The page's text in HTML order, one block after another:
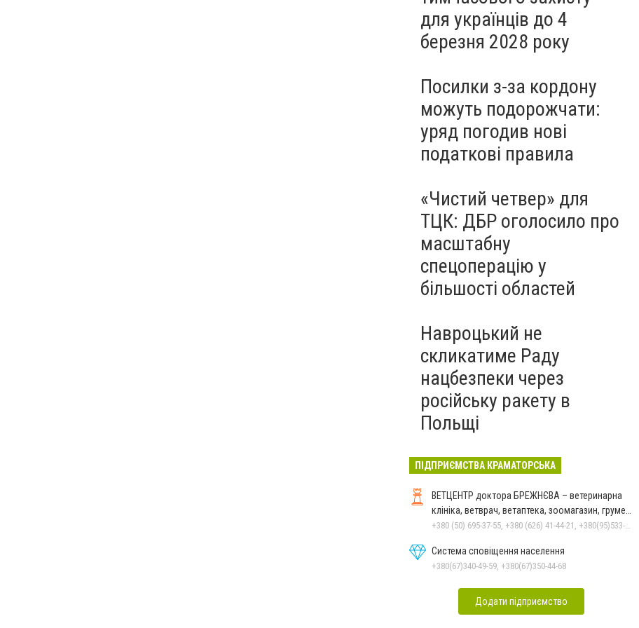
для українців до 4
березня 2028 року
Посилки з-за кордону
можуть подорожчати:
уряд погодив нові
податкові правила
«Чистий четвер» для
ТЦК: ДБР оголосило про
масштабну
спецоперацію у
більшості областей
Навроцький не
скликатиме Раду
нацбезпеки через
російську ракету в
Польщі
ПІДПРИЄМСТВА КРАМАТОРСЬКА
ВЕТЦЕНТР доктора БРЕЖНЄВА – ветеринарна
клініка, ветврач, ветаптека, зоомагазин, грумер,
стрижки.
+380 (50) 695-37-55, +380 (626) 41-44-21, +380(95)533-90-03
Система сповіщення населення
+380(67)340-49-59, +380(67)350-44-68
Додати підприємство